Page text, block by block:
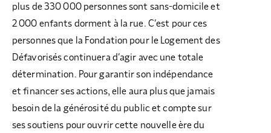
plus de 330 000 personnes sont sans-domicile et
2 000 enfants dorment à la rue. C’est pour ces
personnes que la Fondation pour le Logement des
Défavorisés continuera d’agir avec une totale
détermination. Pour garantir son indépendance
et financer ses actions, elle aura plus que jamais
besoin de la générosité du public et compte sur
ses soutiens pour ouvrir cette nouvelle ère du